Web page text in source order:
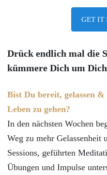
GET IT
Drück endlich mal die
kümmere Dich um
Bist Du bereit, gelassen
Leben zu gehen?
In den nächsten Wochen
Weg zu mehr
Sessions, geführten
Übungen und Impulse